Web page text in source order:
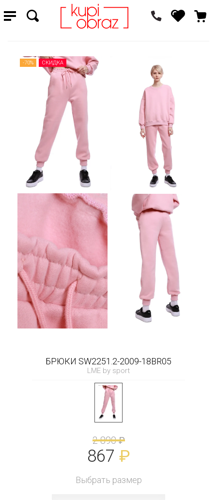
-70% СКИДКА
БРЮКИ SW2251.2-2009-18BR05
LME by sport
2 890 ₽
867 ₽
Выбрать размер